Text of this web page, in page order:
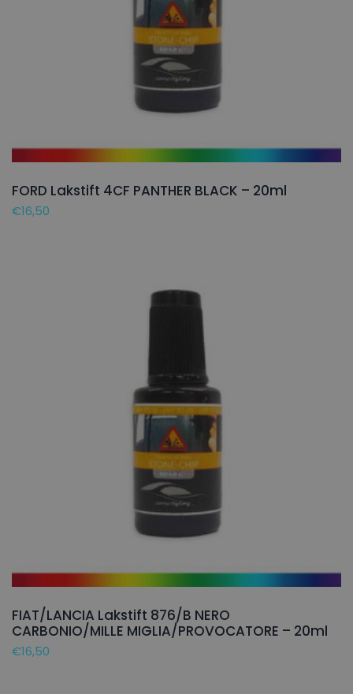
FORD Lakstift 4CF PANTHER BLACK – 20ml
€16,50
FIAT/LANCIA Lakstift 876/B NERO
CARBONIO/MILLE MIGLIA/PROVOCATORE – 20ml
€16,50